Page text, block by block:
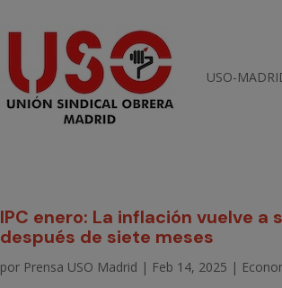
USO-
IPC enero: La inflación vuelve
después de siete meses
por Prensa USO Madrid | Feb 14, 2025 |